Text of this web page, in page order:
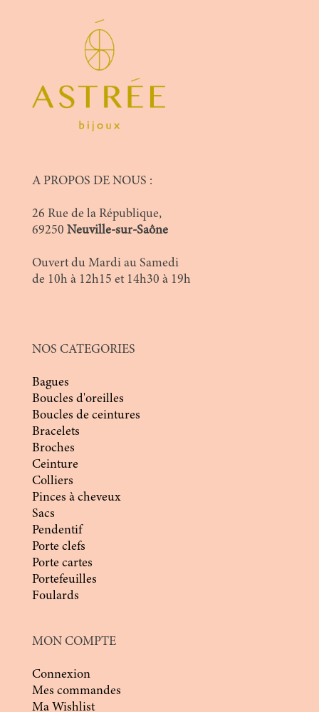
A PROPOS DE NOUS :
26 Rue de la République,
69250 Neuville-sur-Saône
Ouvert du Mardi au Samedi
de 10h à 12h15 et 14h30 à 19h
NOS CATEGORIES
Bagues
Boucles d'oreilles
Boucles de ceintures
Bracelets
Broches
Ceinture
Colliers
Pinces à cheveux
Sacs
Pendentif
Porte clefs
Porte cartes
Portefeuilles
Foulards
MON COMPTE
Connexion
Mes commandes
Ma Wishlist